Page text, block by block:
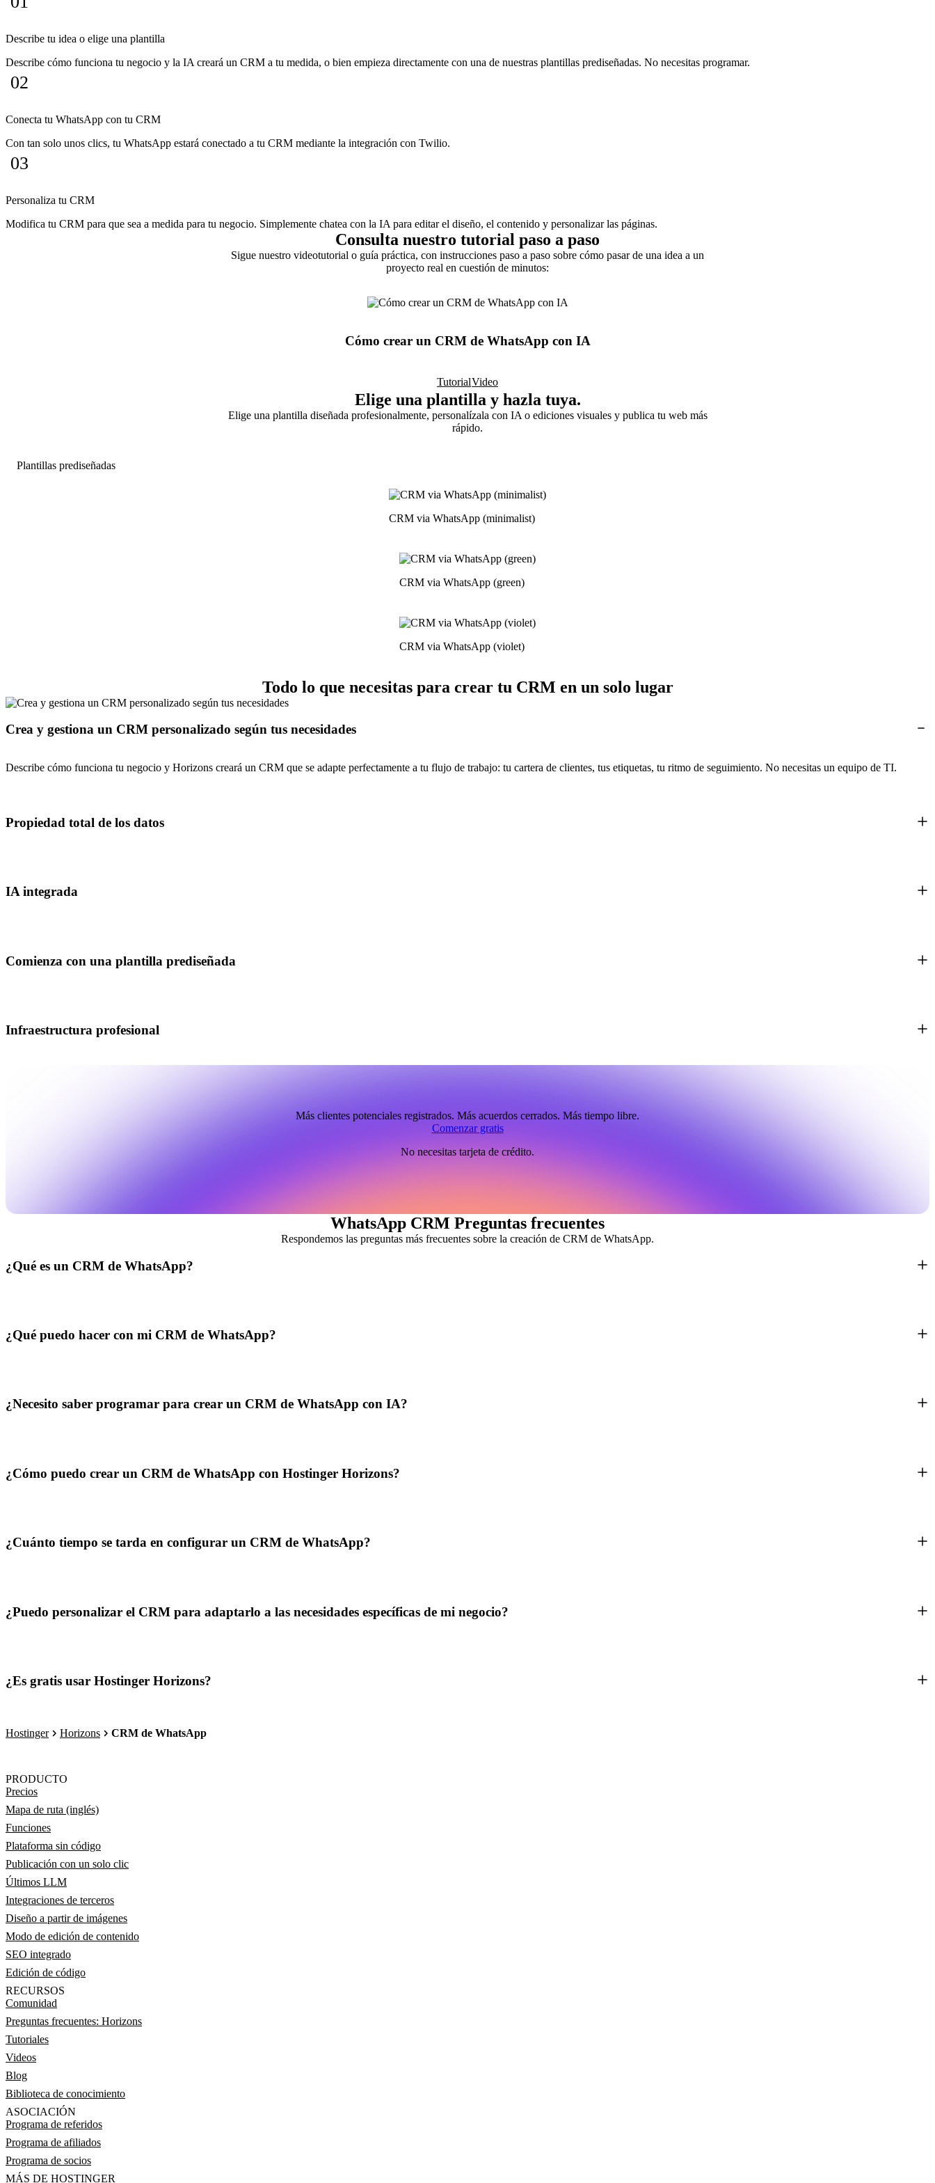
Describe tu idea o elige una plantilla
Describe cómo funciona tu negocio y la IA creará un CRM a tu medida, o bien empieza directamente con una de nuestras plantillas prediseñadas. No necesitas programar.
02
Conecta tu WhatsApp con tu CRM
Con tan solo unos clics, tu WhatsApp estará conectado a tu CRM mediante la integración con Twilio.
03
Personaliza tu CRM
Modifica tu CRM para que sea a medida para tu negocio. Simplemente chatea con la IA para editar el diseño, el contenido y personalizar las páginas.
Consulta nuestro tutorial paso a paso
Sigue nuestro videotutorial o guía práctica, con instrucciones paso a paso sobre cómo pasar de una idea a un
proyecto real en cuestión de minutos:
Cómo crear un CRM de WhatsApp con IA
TutorialVideo
Elige una plantilla y hazla tuya.
Elige una plantilla diseñada profesionalmente, personalízala con IA o ediciones visuales y publica tu web más
rápido.
Plantillas prediseñadas
CRM via WhatsApp (minimalist)
CRM via WhatsApp (green)
CRM via WhatsApp (violet)
Todo lo que necesitas para crear tu CRM en un solo lugar
Crea y gestiona un CRM personalizado según tus necesidades
Describe cómo funciona tu negocio y Horizons creará un CRM que se adapte perfectamente a tu flujo de trabajo: tu cartera de clientes, tus etiquetas, tu ritmo de seguimiento. No necesitas un equipo de TI.
Propiedad total de los datos
IA integrada
Comienza con una plantilla prediseñada
Infraestructura profesional
Más clientes potenciales registrados. Más acuerdos cerrados. Más tiempo libre.
Comenzar gratis
No necesitas tarjeta de crédito.
WhatsApp CRM Preguntas frecuentes
Respondemos las preguntas más frecuentes sobre la creación de CRM de WhatsApp.
¿Qué es un CRM de WhatsApp?
¿Qué puedo hacer con mi CRM de WhatsApp?
¿Necesito saber programar para crear un CRM de WhatsApp con IA?
¿Cómo puedo crear un CRM de WhatsApp con Hostinger Horizons?
¿Cuánto tiempo se tarda en configurar un CRM de WhatsApp?
¿Puedo personalizar el CRM para adaptarlo a las necesidades específicas de mi negocio?
¿Es gratis usar Hostinger Horizons?
Hostinger Horizons CRM de WhatsApp
PRODUCTO
Precios
Mapa de ruta (inglés)
Funciones
Plataforma sin código
Publicación con un solo clic
Últimos LLM
Integraciones de terceros
Diseño a partir de imágenes
Modo de edición de contenido
SEO integrado
Edición de código
RECURSOS
Comunidad
Preguntas frecuentes: Horizons
Tutoriales
Videos
Blog
Biblioteca de conocimiento
ASOCIACIÓN
Programa de referidos
Programa de afiliados
Programa de socios
MÁS DE HOSTINGER